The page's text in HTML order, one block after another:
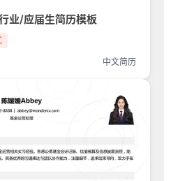
业/应届生简历模板
中文简历